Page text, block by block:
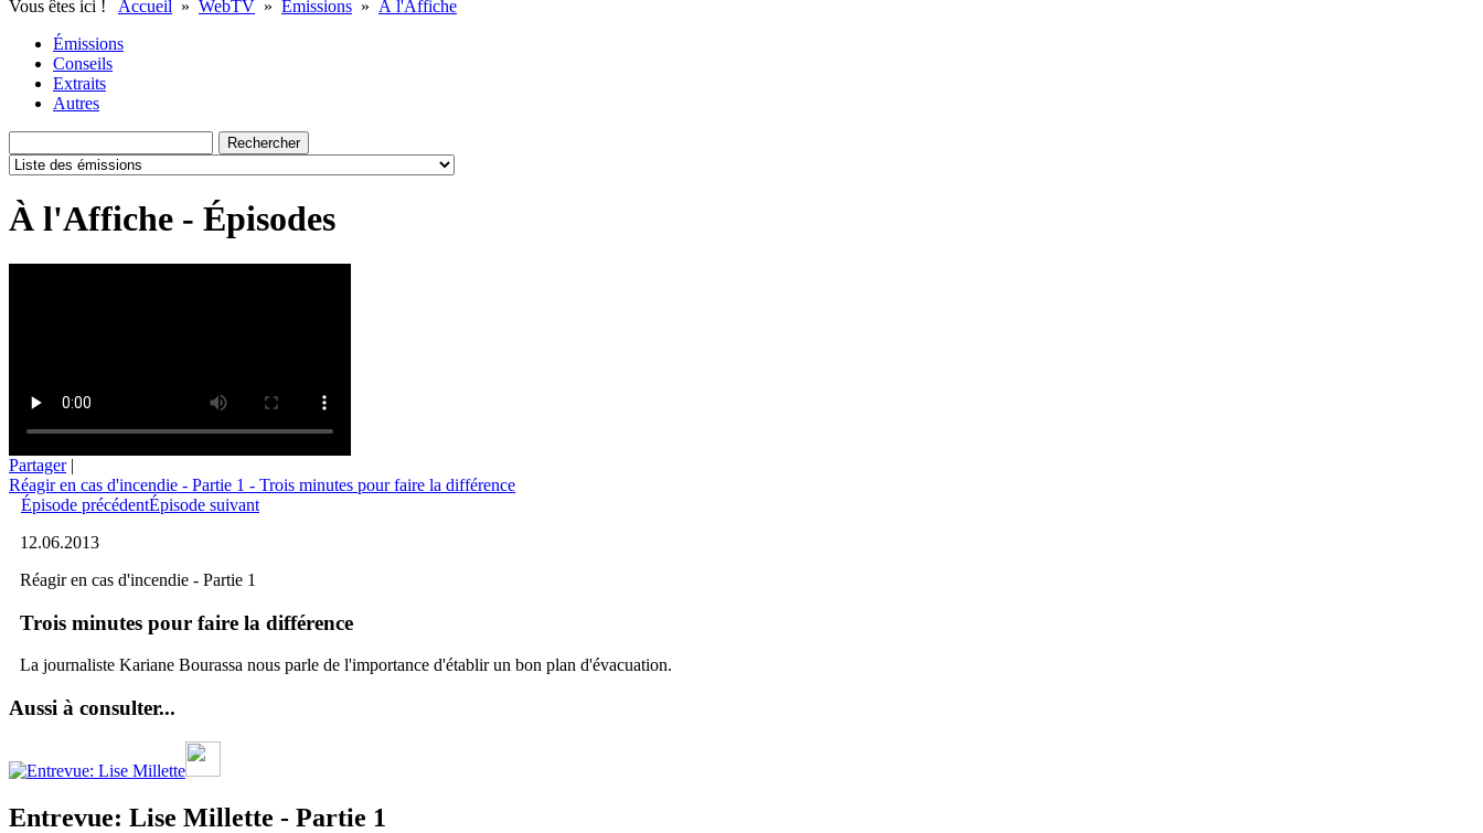
Vous êtes ici ! Accueil » WebTV » Émissions » À l'Affiche
Émissions
Conseils
Extraits
Autres
À l'Affiche - Épisodes
Partager |
Réagir en cas d'incendie - Partie 1 - Trois minutes pour faire la différence
Épisode précédentÉpisode suivant
12.06.2013
Réagir en cas d'incendie - Partie 1
Trois minutes pour faire la différence
La journaliste Kariane Bourassa nous parle de l'importance d'établir un bon plan d'évacuation.
Aussi à consulter...
Entrevue: Lise Millette - Partie 1